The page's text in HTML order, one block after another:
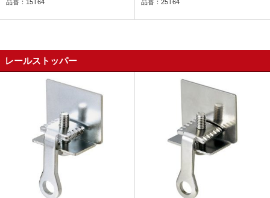
品番：15T64 品番：25T64
レールストッパー